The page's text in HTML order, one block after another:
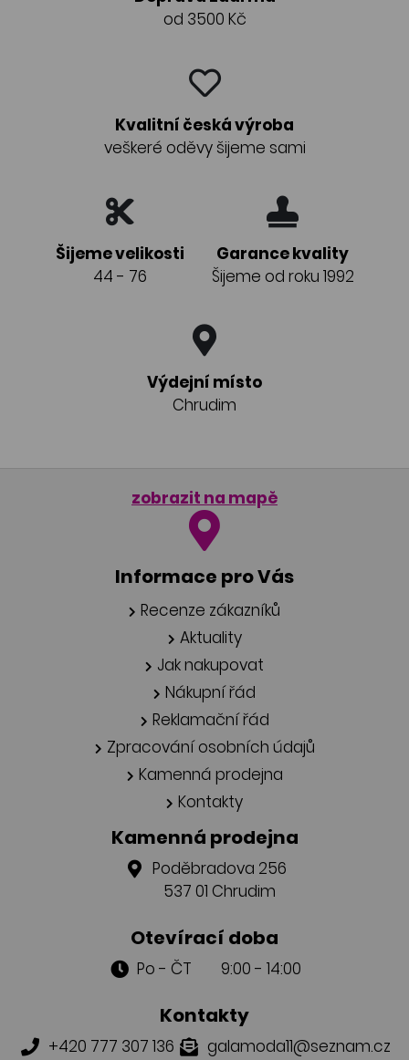
od 3500 Kč
Kvalitní česká výroba
veškeré oděvy šijeme sami
Šijeme velikosti
44 - 76
Garance kvality
Šijeme od roku 1992
Výdejní místo
Chrudim
zobrazit na mapě
Informace pro Vás
Recenze zákazníků
Aktuality
Jak nakupovat
Nákupní řád
Reklamační řád
Zpracování osobních údajů
Kamenná prodejna
Kontakty
Kamenná prodejna
Poděbradova 256
537 01 Chrudim
Otevírací doba
Po - ČT 9:00 - 14:00
Kontakty
+420 777 307 136 galamoda11@seznam.cz